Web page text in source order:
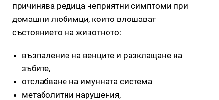
причинява редица неприятни симптоми при
домашни любимци, които влошават
състоянието на животното:
възпаление на венците и разклащане на
зъбите,
отслабване на имунната система
метаболитни нарушения,